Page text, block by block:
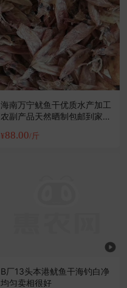
海南万宁鱿鱼干优质水产加工
农副产品天然晒制包邮到家新
¥88.00/斤
B厂13头本港鱿鱼干海钓白净
均匀卖相很好